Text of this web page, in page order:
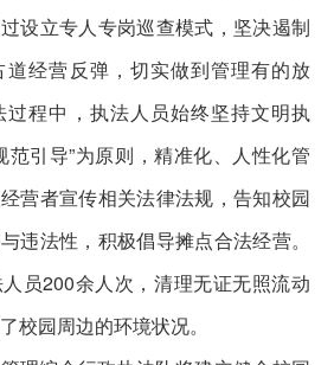
设立专人专岗巡查模式，坚决遏制
经营反弹，切实做到管理有的放
过程中，执法人员始终坚持文明执
范引导”为原则，精准化、人性化管
营者宣传相关法律法规，告知校园
违法性，积极倡导摊点合法经营。
员200余人次，清理无证无照流动
校园周边的环境状况。